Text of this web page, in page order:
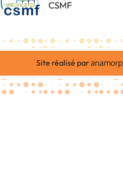
Site réalisé par